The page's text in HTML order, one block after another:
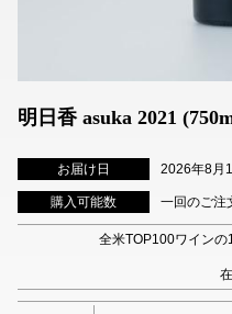
明日香 asuka 2021
お届け日 2026年8月
購入可能数 一回のご注
全米TOP100ワイン